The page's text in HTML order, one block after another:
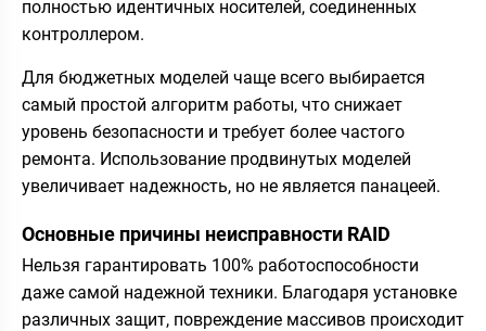
полностью идентичных носителей, соединенных
контроллером.
Для бюджетных моделей чаще всего выбирается
самый простой алгоритм работы, что снижает
уровень безопасности и требует более частого
ремонта. Использование продвинутых моделей
увеличивает надежность, но не является панацеей.
Основные причины неисправности RAID
Нельзя гарантировать 100% работоспособности
даже самой надежной техники. Благодаря установке
различных защит, повреждение массивов происходит